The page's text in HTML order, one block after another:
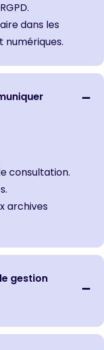
dans les
consultation.
archives
gestion